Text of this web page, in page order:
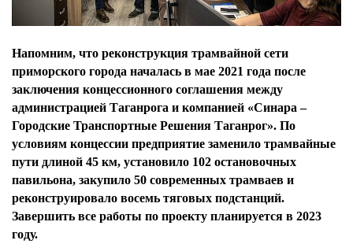
Напомним, что реконструкция трамвайной сети
приморского города началась в мае 2021 года после
заключения концессионного соглашения между
администрацией Таганрога и компанией «Синара –
Городские Транспортные Решения Таганрог». По
условиям концессии предприятие заменило трамвайные
пути длиной 45 км, установило 102 остановочных
павильона, закупило 50 современных трамваев и
реконструировало восемь тяговых подстанций.
Завершить все работы по проекту планируется в 2023
году.